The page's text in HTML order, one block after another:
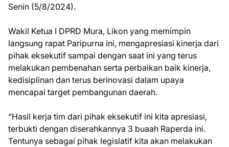
Senin (5/8/2024).
Wakil Ketua I DPRD Mura, Likon yang memimpin
langsung rapat Paripurna ini, mengapresiasi kinerja dari
pihak eksekutif sampai dengan saat ini yang terus
melakukan pembenahan serta perbaikan baik kinerja,
kedisiplinan dan terus berinovasi dalam upaya
mencapai target pembangunan daerah.
“Hasil kerja tim dari pihak eksekutif ini kita apresiasi,
terbukti dengan diserahkannya 3 buaah Raperda ini.
Tentunya sebagai pihak legislatif kita akan melakukan